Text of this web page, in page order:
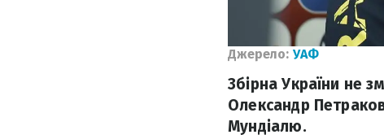
Джерело: УАФ
Збірна України не
Олександр
Мундіалю.